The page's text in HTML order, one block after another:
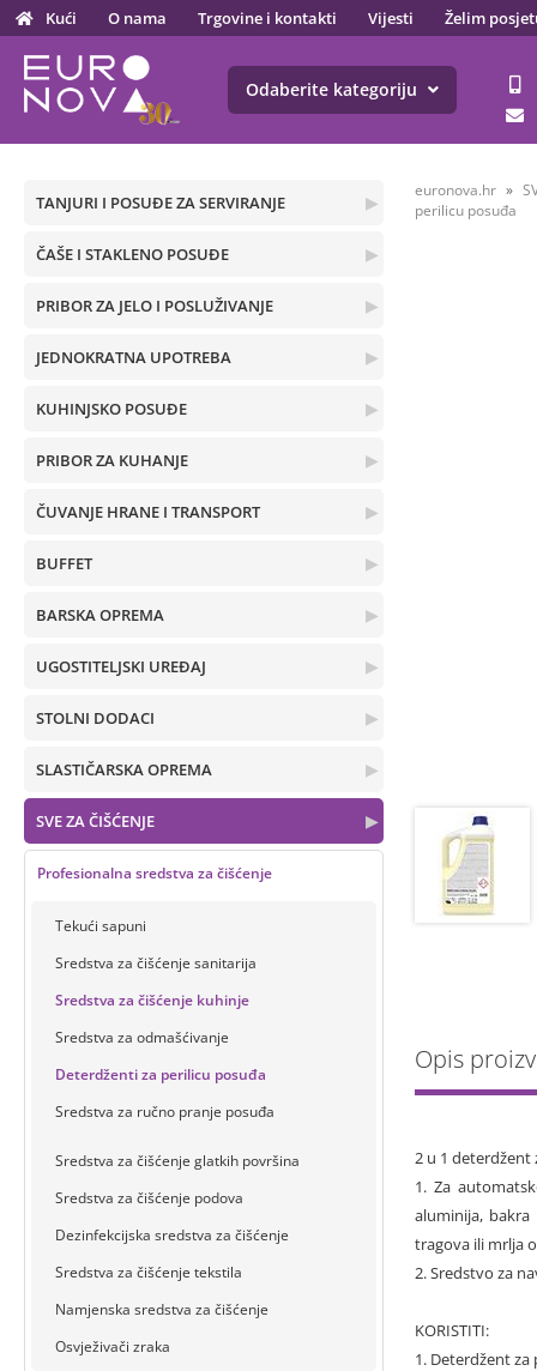
Kući O nama Trgovine i kontakti Vijesti Želim
Odaberite kategoriju
▶
TANJURI I POSUĐE ZA SERVIRANJE
▶
ČAŠE I STAKLENO POSUĐE
▶
PRIBOR ZA JELO I POSLUŽIVANJE
▶
JEDNOKRATNA UPOTREBA
▶
KUHINJSKO POSUĐE
▶
PRIBOR ZA KUHANJE
▶
ČUVANJE HRANE I TRANSPORT
▶
BUFFET
▶
BARSKA OPREMA
▶
UGOSTITELJSKI UREĐAJ
▶
STOLNI DODACI
▶
SLASTIČARSKA OPREMA
▶
SVE ZA ČIŠĆENJE
Profesionalna sredstva za čišćenje
Tekući sapuni
Sredstva za čišćenje sanitarija
Sredstva za čišćenje kuhinje
Sredstva za odmašćivanje
Deterdženti za perilicu posuđa
Sredstva za ručno pranje posuđa
Sredstva za čišćenje glatkih površina
Sredstva za čišćenje podova
Dezinfekcijska sredstva za čišćenje
Sredstva za čišćenje tekstila
Namjenska sredstva za čišćenje
Osvježivači zraka
euronova.hr
perilicu posuđa
Opis
2 u 1 deterdžent
1. Za
aluminija, bakra
tragova ili mrlja
2. Sredstvo za
KORISTITI:
1. Deterdžent